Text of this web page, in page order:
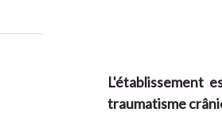
L'établissement
traumatisme